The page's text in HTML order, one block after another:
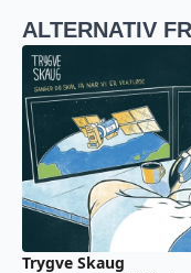
ALTERNATIV
Trygve Skaug